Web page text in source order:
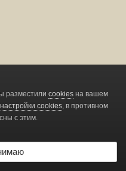
разместили cookies на вашем
cookies, в противном
с этим.